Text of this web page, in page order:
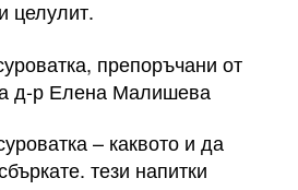
целулит.
препоръчани от
д-р Елена Малишева
– каквото и да
тези напитки